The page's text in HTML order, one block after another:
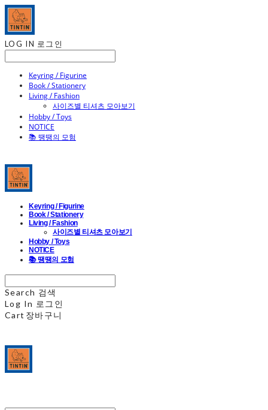
LOG IN 로그인
Keyring / Figurine
Book / Stationery
Living / Fashion
사이즈별 티셔츠 모아보기
Hobby / Toys
NOTICE
📚 땡땡의 모험
Keyring / Figurine
Book / Stationery
Living / Fashion
사이즈별 티셔츠 모아보기
Hobby / Toys
NOTICE
📚 땡땡의 모험
Search 검색
Log In 로그인
Cart 장바구니